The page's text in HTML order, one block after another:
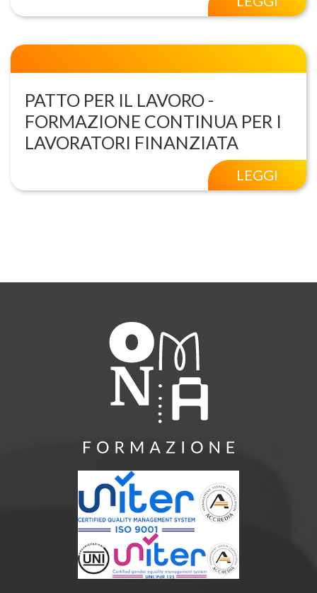
PATTO PER IL LAVORO -
FORMAZIONE CONTINUA PER I
LAVORATORI FINANZIATA
LEGGI